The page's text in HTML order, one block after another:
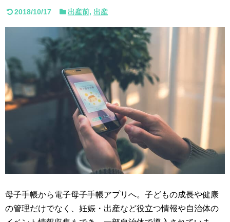
2018/10/17 出産前, 出産
母子手帳から電子母子手帳アプリへ。子どもの成長や健康
の管理だけでなく、妊娠・出産など役立つ情報や自治体の